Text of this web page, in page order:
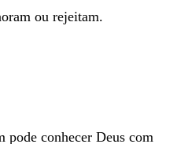
ou rejeitam.
pode conhecer Deus com